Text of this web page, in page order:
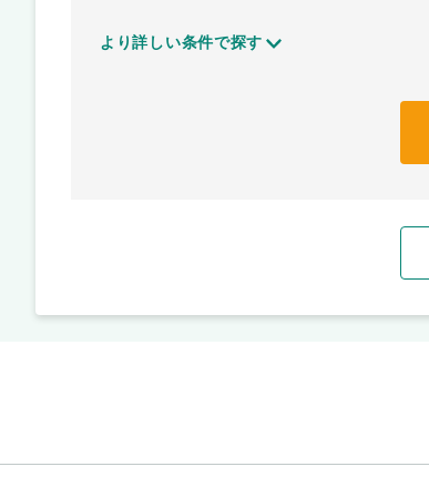
より詳しい条件で探す